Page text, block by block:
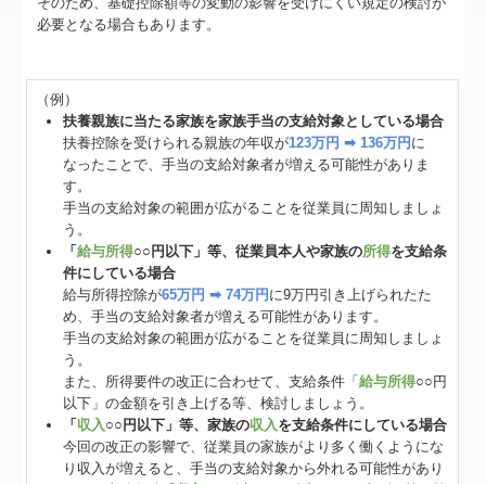
必要となる場合もあります。
（例）
扶養親族に当たる家族を家族手当の支給対象としている場合
扶養控除を受けられる親族の年収が123万円 ➡ 136万円 に
なったことで、手当の支給対象者が増える可能性がありま
す。
手当の支給対象の範囲が広がることを従業員に周知しましょ
う。
「給与所得○○円以下」等、従業員本人や家族の所得を支給条
件にしている場合
給与所得控除が65万円 ➡ 74万円 に9万円引き上げられたた
め、手当の支給対象者が増える可能性があります。
手当の支給対象の範囲が広がることを従業員に周知しましょ
う。
また、所得要件の改正に合わせて、支給条件「給与所得○○円
以下」の金額を引き上げる等、検討しましょう。
「 収入○○円以下」等、家族の収入を支給条件にしている場合
今回の改正の影響で、従業員の家族がより多く働くようにな
り収入が増えると、手当の支給対象から外れる可能性があり